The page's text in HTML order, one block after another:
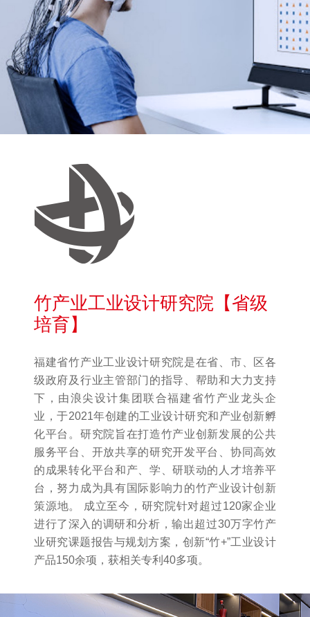
竹产业工业设计研究院【省级
培育】
福建省竹产业工业设计研究院是在省、市、区各
级政府及行业主管部门的指导、帮助和大力支持
下，由浪尖设计集团联合福建省竹产业龙头企
业，于2021年创建的工业设计研究和产业创新孵
化平台。研究院旨在打造竹产业创新发展的公共
服务平台、开放共享的研究开发平台、协同高效
的成果转化平台和产、学、研联动的人才培养平
台，努力成为具有国际影响力的竹产业设计创新
策源地。 成立至今，研究院针对超过120家企业
进行了深入的调研和分析，输出超过30万字竹产
业研究课题报告与规划方案，创新“竹+”工业设计
产品150余项，获相关专利40多项。